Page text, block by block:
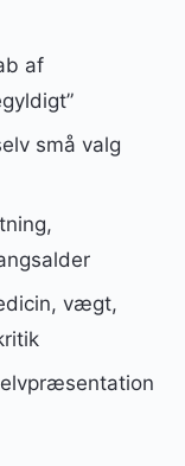
af
små valg
vægt,